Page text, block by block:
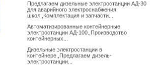
Предлагаем дизельные электростанции АД-30
для аварийного электроснабжения
школ.,Комплектация и запчасти...
Автоматизированные контейнерные
электростанции АД-100.,Производство
контейнерных...
Дизельные электростанции в
контейнере.,Предлагаем дизель-
электростанции...